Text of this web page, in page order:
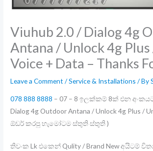
Viuhub 2.0 / Dialog 4g
Antana / Unlock 4g
Voice + Data – Thanks
Leave a Comment /Service & Installations / By
078 888 8888 – 07 – 8 ඉලක්කම් 8ක් එන අංකයට
Dialog 4g Outdoor Antana / Unlock 4g Plus /
ඕඩර් කරපු හැමෝටම ස්තුති ස්තුති )
තිවංක Lk එකෙන් Qulity / Brand New අයිටම්